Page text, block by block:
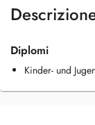
Diplomi
Kinder- und